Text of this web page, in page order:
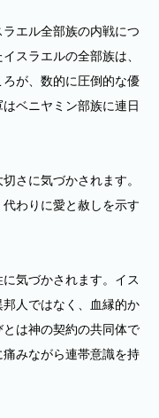
エル全部族の内戦につ
スラエルの全部族は、
が、数的に圧倒的な優
ベニヤミン部族に連日
さに気づかされます。
わりに愛と赦しを示す
気づかされます。イス
人ではなく、血縁的か
は神の契約の共同体で
みながら連帯意識を持